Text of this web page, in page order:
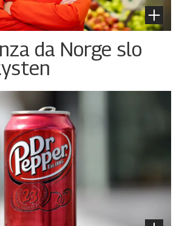
da Norge slo